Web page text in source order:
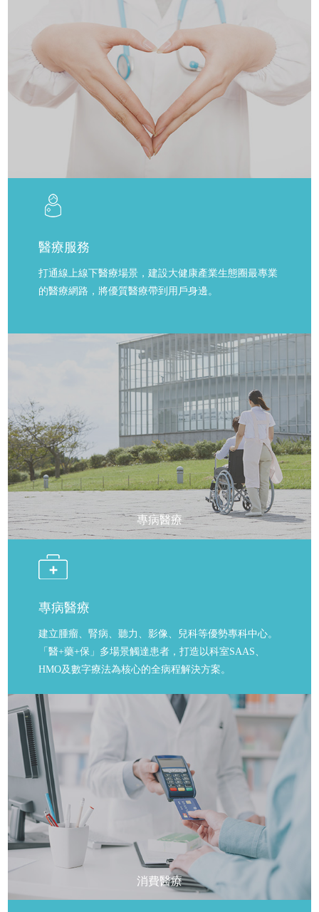
醫療服務
打通線上線下醫療場景，建設大健康產業生態圈最專業
的醫療網路，將優質醫療帶到用戶身邊。
專病醫療
專病醫療
建立腫瘤、腎病、聽力、影像、兒科等優勢專科中心。
「醫+藥+保」多場景觸達患者，打造以科室SAAS、
HMO及數字療法為核心的全病程解決方案。
消費醫療